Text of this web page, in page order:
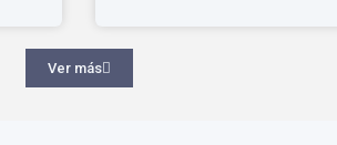
Ver más